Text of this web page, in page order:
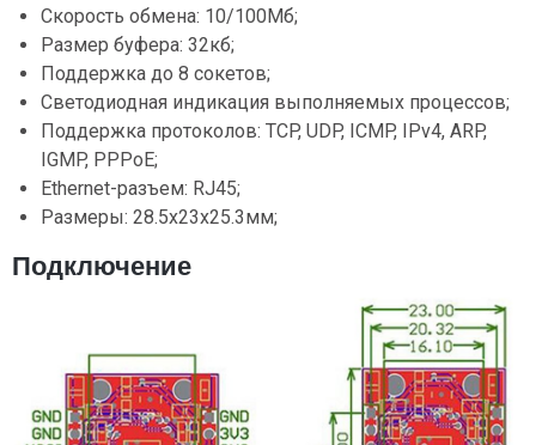
Скорость обмена: 10/100Мб;
Размер буфера: 32кб;
Поддержка до 8 сокетов;
Светодиодная индикация выполняемых процессов;
Поддержка протоколов: TCP, UDP, ICMP, IPv4, ARP,
IGMP, PPPoE;
Ethernet-разъем: RJ45;
Размеры: 28.5х23х25.3мм;
Подключение